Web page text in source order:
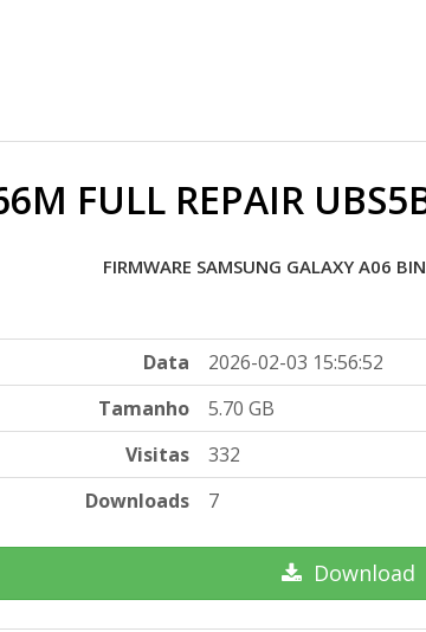
FULL REPAIR
FIRMWARE SAMSUNG GALAXY A06
Data
2026-02-03 15:56:52
Tamanho
5.70 GB
Visitas
332
Downloads
7
Download